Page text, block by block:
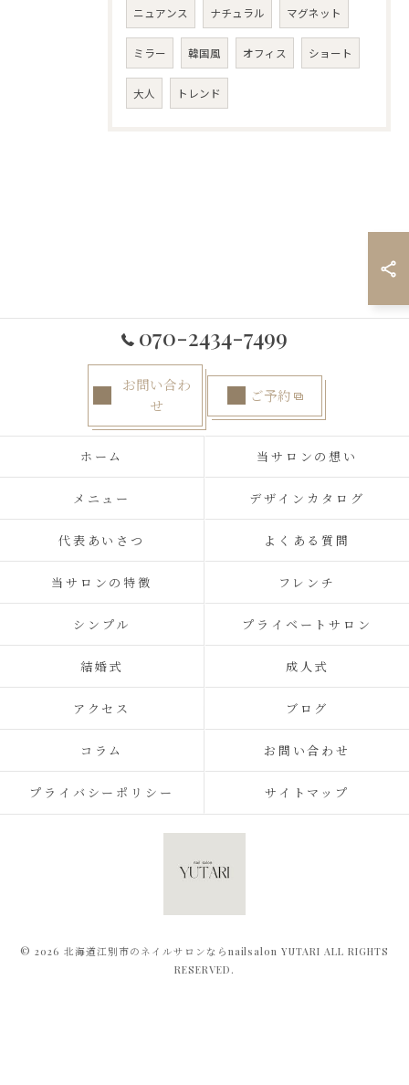
ニュアンス ナチュラル マグネット
ミラー 韓国風 オフィス ショート
大人 トレンド
070-2434-7499
お問い合わ
せ
ご予約
ホーム 当サロンの想い
メニュー デザインカタログ
代表あいさつ よくある質問
当サロンの特徴 フレンチ
シンプル プライベートサロン
結婚式 成人式
アクセス ブログ
コラム お問い合わせ
プライバシーポリシー サイトマップ
© 2026 北海道江別市のネイルサロンならnailsalon YUTARI ALL RIGHTS
RESERVED.